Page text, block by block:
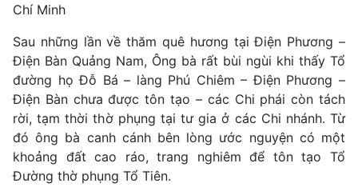
Chí Minh
Sau những lần về thăm quê hương tại Điện Phương –
Điện Bàn Quảng Nam, Ông bà rất bùi ngùi khi thấy Tổ
đường họ Đỗ Bá – làng Phú Chiêm – Điện Phương –
Điện Bàn chưa được tôn tạo – các Chi phái còn tách
rời, tạm thời thờ phụng tại tư gia ở các Chi nhánh. Từ
đó ông bà canh cánh bên lòng ước nguyện có một
khoảng đất cao ráo, trang nghiêm để tôn tạo Tổ
Đường thờ phụng Tổ Tiên.